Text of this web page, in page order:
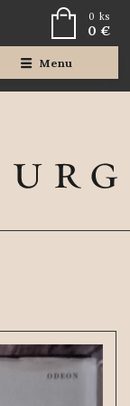
Menu
0 ks
0 €